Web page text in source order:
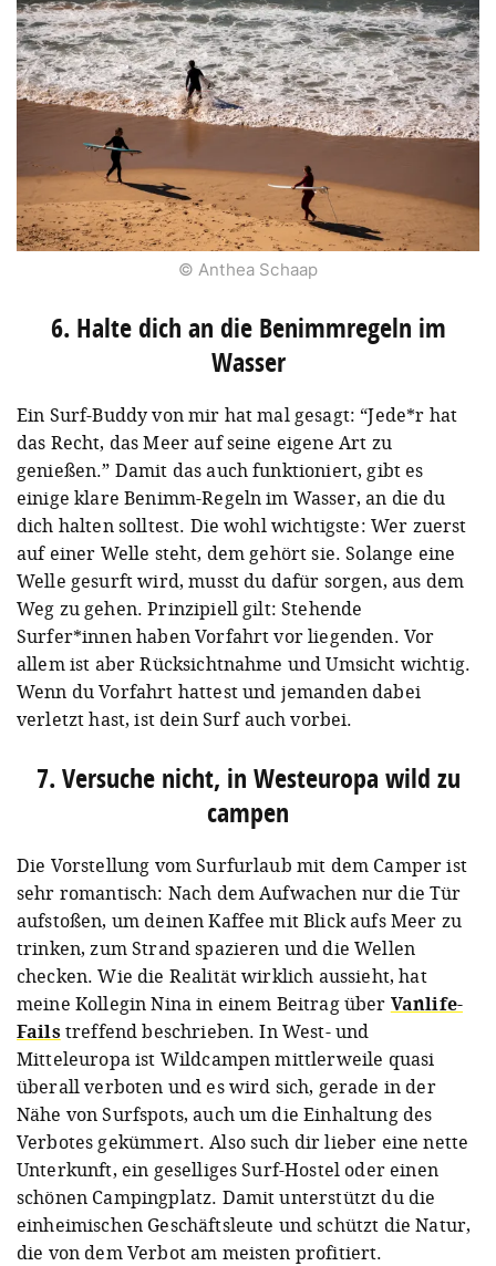
© Anthea Schaap
6. Halte dich an die Benimmregeln im
Wasser
Ein Surf-Buddy von mir hat mal gesagt: “Jede*r hat
das Recht, das Meer auf seine eigene Art zu
genießen.” Damit das auch funktioniert, gibt es
einige klare Benimm-Regeln im Wasser, an die du
dich halten solltest. Die wohl wichtigste: Wer zuerst
auf einer Welle steht, dem gehört sie. Solange eine
Welle gesurft wird, musst du dafür sorgen, aus dem
Weg zu gehen. Prinzipiell gilt: Stehende
Surfer*innen haben Vorfahrt vor liegenden. Vor
allem ist aber Rücksichtnahme und Umsicht wichtig.
Wenn du Vorfahrt hattest und jemanden dabei
verletzt hast, ist dein Surf auch vorbei.
7. Versuche nicht, in Westeuropa wild zu
campen
Die Vorstellung vom Surfurlaub mit dem Camper ist
sehr romantisch: Nach dem Aufwachen nur die Tür
aufstoßen, um deinen Kaffee mit Blick aufs Meer zu
trinken, zum Strand spazieren und die Wellen
checken. Wie die Realität wirklich aussieht, hat
meine Kollegin Nina in einem Beitrag über Vanlife-
Fails treffend beschrieben. In West- und
Mitteleuropa ist Wildcampen mittlerweile quasi
überall verboten und es wird sich, gerade in der
Nähe von Surfspots, auch um die Einhaltung des
Verbotes gekümmert. Also such dir lieber eine nette
Unterkunft, ein geselliges Surf-Hostel oder einen
schönen Campingplatz. Damit unterstützt du die
einheimischen Geschäftsleute und schützt die Natur,
die von dem Verbot am meisten profitiert.